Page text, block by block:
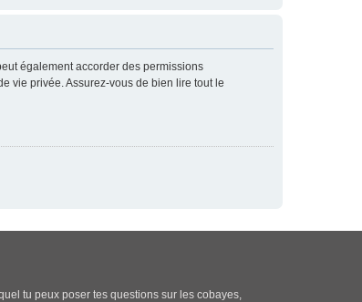
également accorder des permissions
vie privée. Assurez-vous de bien lire tout le
tu peux poser tes questions sur les cobayes,